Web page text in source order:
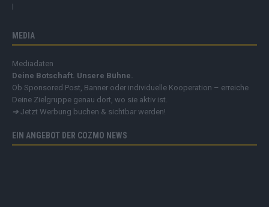
MEDIA
Mediadaten
Deine Botschaft. Unsere Bühne.
Ob Sponsored Post, Banner oder individuelle Kooperation – erreiche
Deine Zielgruppe genau dort, wo sie aktiv ist.
➔ Jetzt Werbung buchen & sichtbar werden!
EIN ANGEBOT DER COZMO NEWS